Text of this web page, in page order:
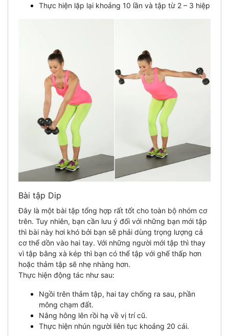
Thực hiện lặp lại khoảng 10 lần và tập từ 2 – 3 hiệp
Bài tập Dip
Đây là một bài tập tổng hợp rất tốt cho toàn bộ nhóm cơ
trên. Tuy nhiên, bạn cần lưu ý đối với những bạn mới tập
thì bài này hơi khó bởi bạn sẽ phải dùng trọng lượng cả
cơ thể dồn vào hai tay. Với những người mới tập thì thay
vì tập bằng xà kép thì bạn có thể tập với ghế thấp hơn
hoặc thảm tập sẽ nhẹ nhàng hơn.
Thực hiện động tác như sau:
Ngồi trên thảm tập, hai tay chống ra sau, phần
mông chạm đất.
Nâng hông lên rồi hạ về vị trí cũ.
Thực hiện nhún người liên tục khoảng 20 cái.